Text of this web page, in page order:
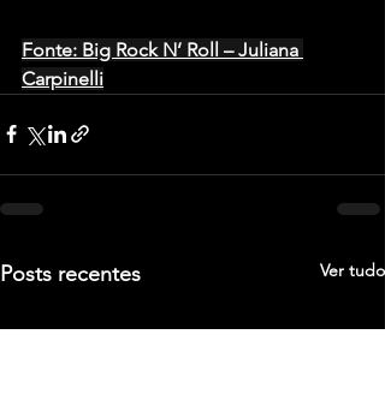
Fonte: Big Rock N’ Roll – Juliana
Carpinelli
Posts recentes Ver tudo